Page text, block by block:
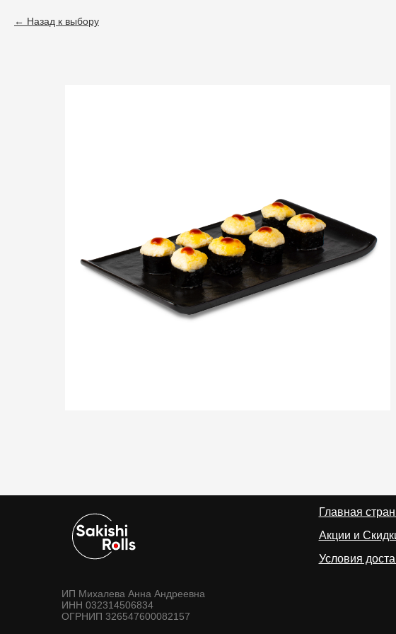
Назад к выбору
ИП Михалева Анна Андреевна
ИНН 032314506834
ОГРНИП 326547600082157
Главная
Акции и
Условия